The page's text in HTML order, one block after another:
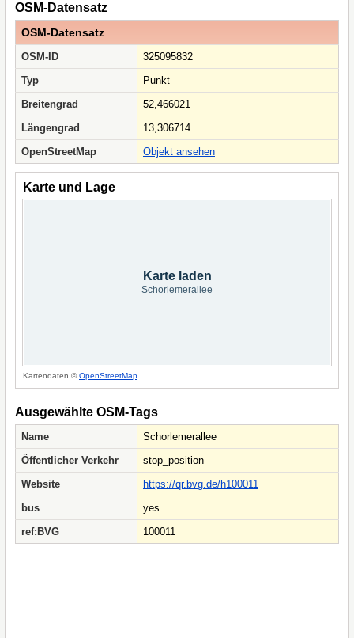
OSM-Datensatz
OSM-Datensatz
OSM-ID
325095832
Typ
Punkt
Breitengrad
52,466021
Längengrad
13,306714
OpenStreetMap
Objekt ansehen
Karte und Lage
Karte laden
Schorlemerallee
Kartendaten ©OpenStreetMap
Ausgewählte OSM-Tags
Name
Schorlemerallee
Öffentlicher Verkehr
stop_position
Website
https://qr.bvg.de/h100011
bus
yes
ref:BVG
100011